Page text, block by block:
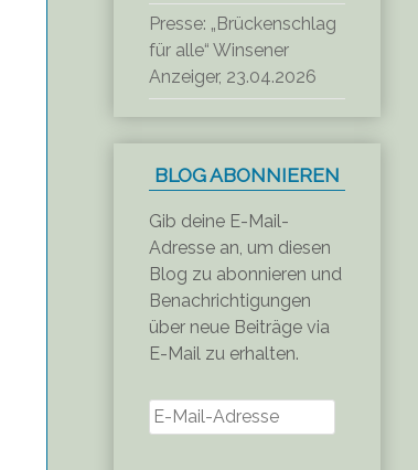
Presse: „Brückenschlag
für alle“ Winsener
Anzeiger, 23.04.2026
BLOG ABONNIEREN
Gib deine E-Mail-
Adresse an, um diesen
Blog zu abonnieren und
Benachrichtigungen
über neue Beiträge via
E-Mail zu erhalten.
E-
Mail-